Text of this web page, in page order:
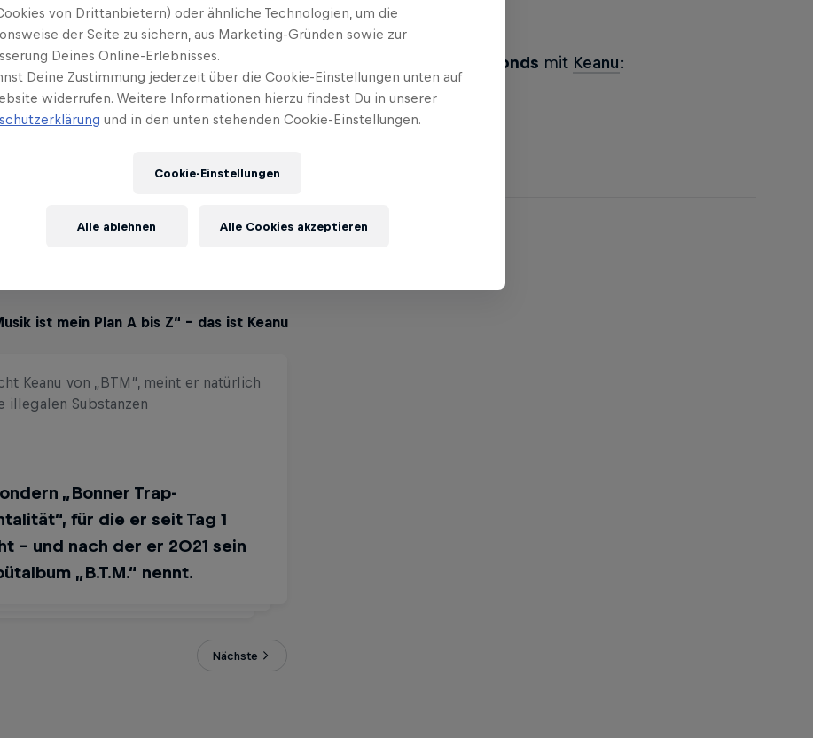
Rap 100präsentiert eine neue Ausgabe von Red Bull 60 Seconds mit Keanu:
Keanu-Faktencheck
ist mein Plan A bis Z“ – das ist Keanu
Keanu von „BTM“, meint er natürlich
illegalen Substanzen
„Bonner Trap-
für die er seit Tag 1
– und nach der er 2021 sein
„B.T.M.“ nennt.
Hyperfokus: Musik ist
Trap- und Drill-Sound
ganz eigenen Bonner Slang.
Nächste
von Drittanbietern) oder ähnliche Technologien, um die
der Seite zu sichern, aus Marketing-Gründen sowie zur
Deines Online-Erlebnisses.
Deine Zustimmung jederzeit über die Cookie-Einstellungen unten auf
widerrufen. Weitere Informationen hierzu findest Du in unserer
und in den unten stehenden Cookie-Einstellungen.
Cookie-Einstellungen
Alle ablehnen Alle Cookies akzeptieren